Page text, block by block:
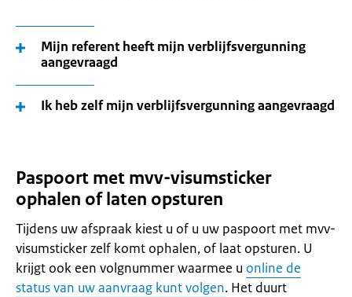
Mijn referent heeft mijn verblijfsvergunning
aangevraagd
Ik heb zelf mijn verblijfsvergunning aangevraagd
Paspoort met mvv-visumsticker
ophalen of laten opsturen
Tijdens uw afspraak kiest u of u uw paspoort met mvv-
visumsticker zelf komt ophalen, of laat opsturen. U
krijgt ook een volgnummer waarmee u online de
status van uw aanvraag kunt volgen. Het duurt